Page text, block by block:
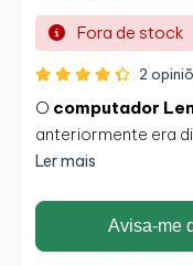
Fora de stock
2
O computador
anteriormente era
pela sua facilidade
aplicações e
potência muito
Ler mais
Avisa-me